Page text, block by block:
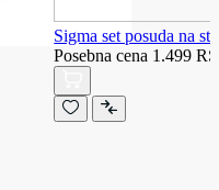
Sigma set posuda na
Posebna cena 1.499